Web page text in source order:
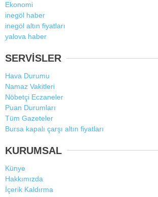
Ekonomi
inegöl haber
inegöl altın fiyatları
yalova haber
SERVİSLER
Hava Durumu
Namaz Vakitleri
Nöbetçi Eczaneler
Puan Durumları
Tüm Gazeteler
Bursa kapalı çarşı altın fiyatları
KURUMSAL
Künye
Hakkımızda
İçerik Kaldırma